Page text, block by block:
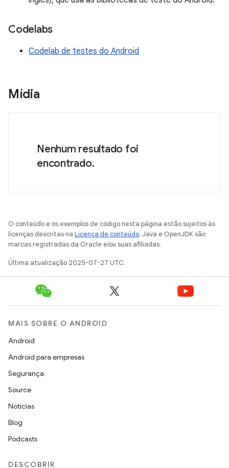
Codelabs
Codelab de testes do Android
Mídia
Nenhum resultado foi
encontrado.
O conteúdo e os exemplos de código nesta página estão sujeitos às
licenças descritas na Licença de conteúdo. Java e OpenJDK são
marcas registradas da Oracle e/ou suas afiliadas.
Última atualização 2025-07-27 UTC.
MAIS SOBRE O ANDROID
Android
Android para empresas
Segurança
Source
Notícias
Blog
Podcasts
DESCOBRIR